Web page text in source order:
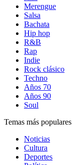
Merengue
Salsa
Bachata
Hip hop
R&B
Rap
Indie
Rock clásico
Techno
Años 70
Años 90
Soul
Temas más populares
Noticias
Cultura
Deportes